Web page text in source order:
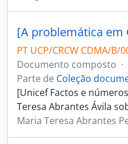
[A problemática em
PT UCP/CRCW CDMA/B/
Documento composto ·
Parte de Coleção
[Unicef Factos e
Teresa Abrantes Ávila
Maria Teresa Abrantes